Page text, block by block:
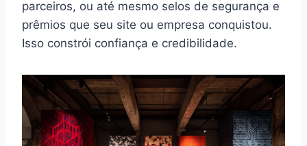
parceiros, ou até mesmo selos de segurança e
prêmios que seu site ou empresa conquistou.
Isso constrói confiança e credibilidade.